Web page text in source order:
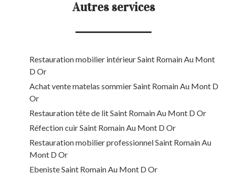
Autres services
Restauration mobilier intérieur Saint Romain Au Mont
D Or
Achat vente matelas sommier Saint Romain Au Mont D
Or
Restauration tête de lit Saint Romain Au Mont D Or
Réfection cuir Saint Romain Au Mont D Or
Restauration mobilier professionnel Saint Romain Au
Mont D Or
Ebeniste Saint Romain Au Mont D Or